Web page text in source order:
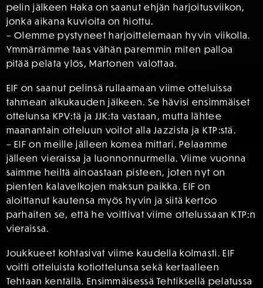
pelin jälkeen Haka on saanut ehjän harjoitusviikon,
jonka aikana kuvioita on hiottu.
– Olemme pystyneet harjoittelemaan hyvin viikolla.
Ymmärrämme taas vähän paremmin miten palloa
pitää pelata ylös, Martonen valottaa.
EIF on saanut pelinsä rullaamaan viime otteluissa
tahmean alkukauden jälkeen. Se hävisi ensimmäiset
ottelunsa KPV:tä ja JJK:ta vastaan, mutta lähtee
maanantain otteluun voitot alla Jazzista ja KTP:stä.
– EIF on meille jälleen komea mittari. Pelaamme
jälleen vieraissa ja luonnonnurmella. Viime vuonna
saimme heiltä ainoastaan pisteen, joten nyt on
pienten kalavelkojen maksun paikka. EIF on
aloittanut kautensa myös hyvin ja siitä kertoo
parhaiten se, että he voittivat viime ottelussaan KTP:n
vieraissa.
Joukkueet kohtasivat viime kaudella kolmasti. EIF
voitti otteluista kotiottelunsa sekä kertaalleen
Tehtaan kentällä. Ensimmäisessä Tehtiksellä pelatussa